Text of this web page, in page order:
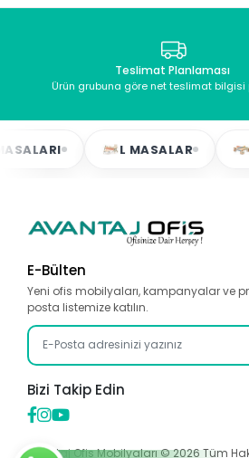
Teslimat Planlaması
Ürün grubuna göre net teslimat bilgisi
L MASALAR ÇOKLU
E-Bülten
Yeni ofis mobilyaları, kampanyalar ve
posta listemize katılın.
Bizi Takip Edin
Avantaj Ofis Mobilyaları ©2026Tüm